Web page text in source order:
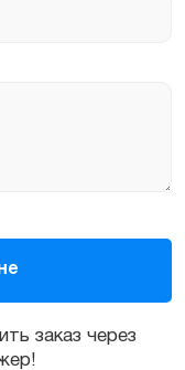
заказ через